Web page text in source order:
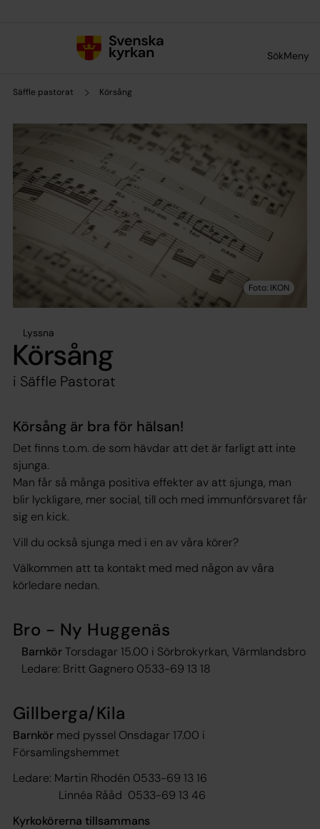
SökMeny
Säffle pastorat Körsång
Lyssna
Körsång
i Säffle Pastorat
Körsång är bra för hälsan!
Det finns t.o.m. de som hävdar att det är farligt att inte
sjunga.
Man får så många positiva effekter av att sjunga, man
blir lyckligare, mer social, till och med immunförsvaret får
sig en kick.
Vill du också sjunga med i en av våra körer?
Välkommen att ta kontakt med med någon av våra
körledare nedan.
Bro - Ny Huggenäs
BarnkörTorsdagar 15.00 i Sörbrokyrkan, Värmlandsbro
Ledare: Britt Gagnero 0533-69 13 18
Gillberga/Kila
Barnkör med pyssel Onsdagar 17.00 i
Församlingshemmet
Ledare: Martin Rhodén 0533-69 13 16
Linnéa Rååd 0533-69 13 46
Kyrkokörerna tillsammans